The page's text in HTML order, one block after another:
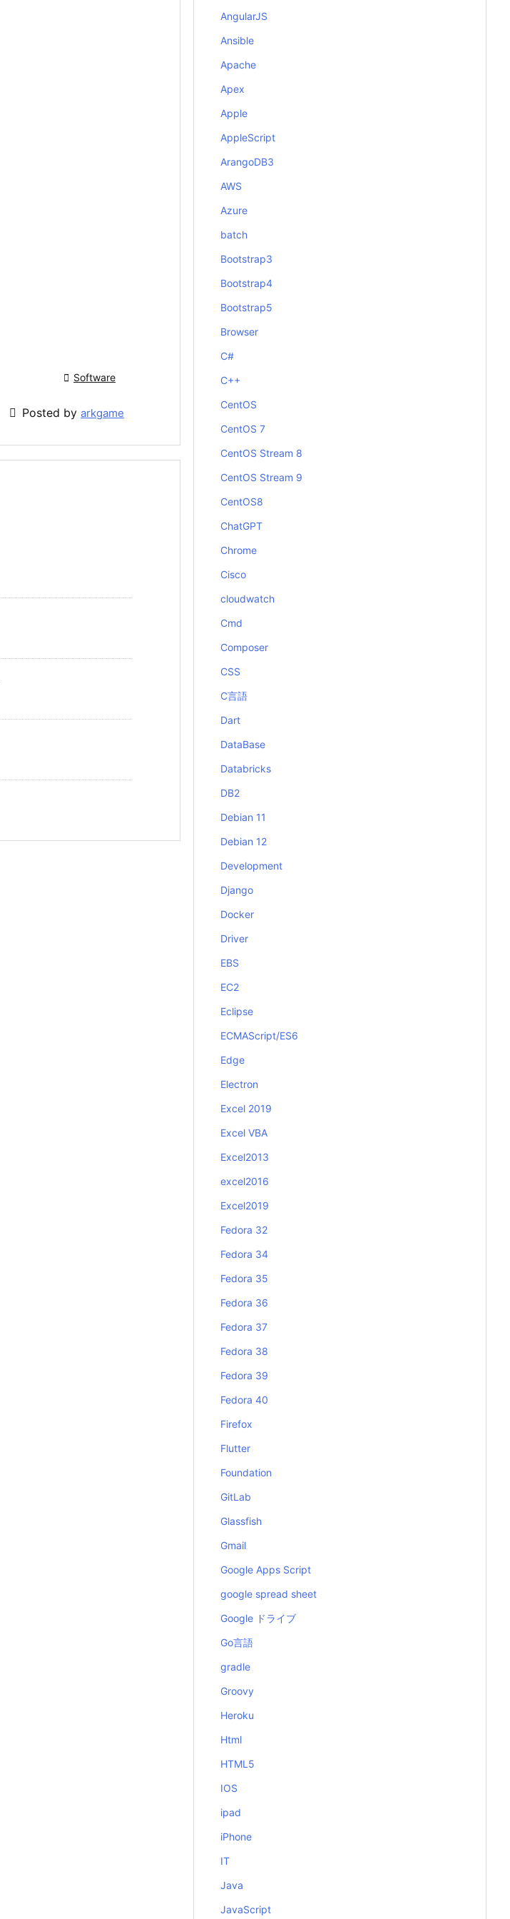
 Software
 Posted by arkgame
AngularJS
Ansible
Apache
Apex
Apple
AppleScript
ArangoDB3
AWS
Azure
batch
Bootstrap3
Bootstrap4
Bootstrap5
Browser
C#
C++
CentOS
CentOS 7
CentOS Stream 8
CentOS Stream 9
CentOS8
ChatGPT
Chrome
Cisco
cloudwatch
Cmd
Composer
CSS
C言語
Dart
DataBase
Databricks
DB2
Debian 11
Debian 12
Development
Django
Docker
Driver
EBS
EC2
Eclipse
ECMAScript/ES6
Edge
Electron
Excel 2019
Excel VBA
Excel2013
excel2016
Excel2019
Fedora 32
Fedora 34
Fedora 35
Fedora 36
Fedora 37
Fedora 38
Fedora 39
Fedora 40
Firefox
Flutter
Foundation
GitLab
Glassfish
Gmail
Google Apps Script
google spread sheet
Google ドライブ
Go言語
gradle
Groovy
Heroku
Html
HTML5
IOS
ipad
iPhone
IT
Java
JavaScript